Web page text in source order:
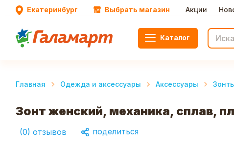
Екатеринбург Выбрать магазин Акции
Каталог
Главная Одежда и аксессуары Аксессуары
Зонт женский, механика, сплав,
(0) отзывов поделиться